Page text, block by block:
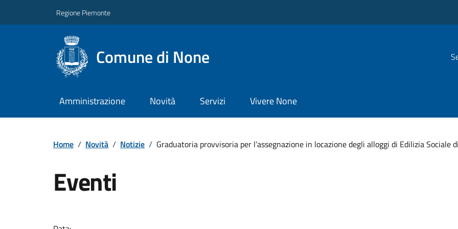
Regione Piemonte
Comune di None
Amministrazione Novità Servizi Vivere None
Home / Novità / Notizie / Graduatoria provvisoria per l’assegnazione in locazione degli alloggi di Edilizia
Eventi